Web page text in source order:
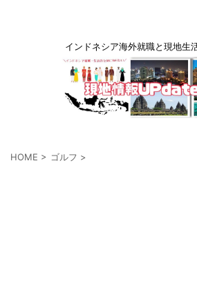
インドネシア海外就職と現地生
HOME > ゴルフ >